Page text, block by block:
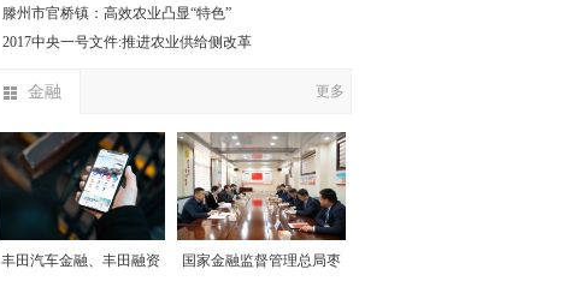
定“保驾护航”
滕州市官桥镇：高效农业凸显“特色”
2017中央一号文件:推进农业供给侧改革
金融 更多
丰田汽车金融、丰田融资 国家金融监督管理总局枣